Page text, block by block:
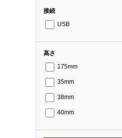
接続
USB
高さ
175mm
35mm
38mm
40mm